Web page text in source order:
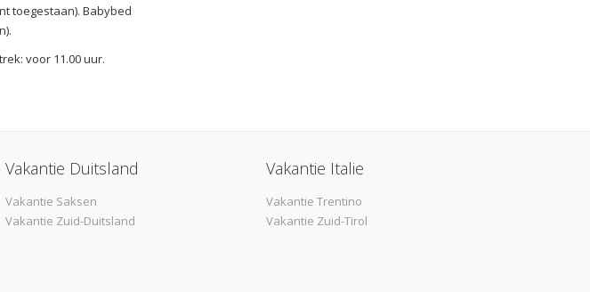
toegestaan). Babybed
voor 11.00 uur.
Vakantie Duitsland
Vakantie Saksen
Vakantie Zuid-Duitsland
Vakantie Italie
Vakantie Trentino
Vakantie Zuid-Tirol